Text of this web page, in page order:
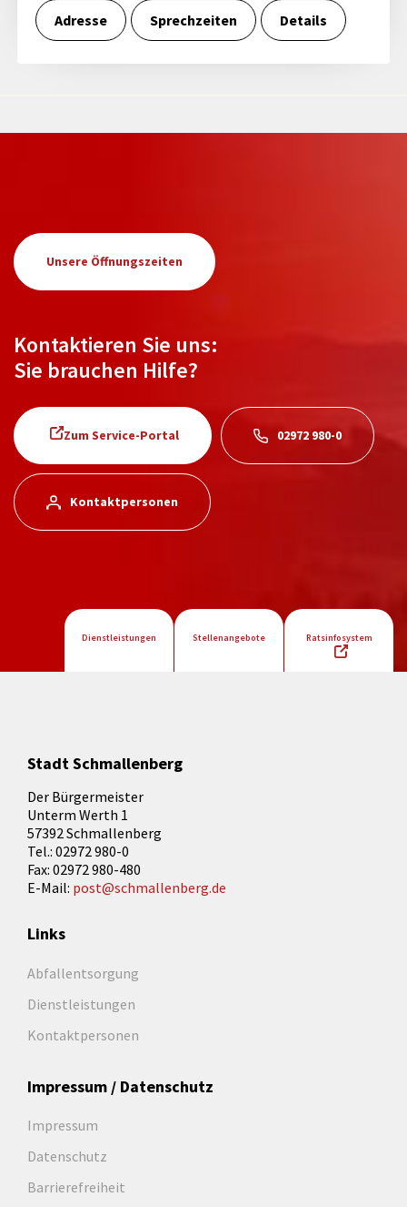
Adresse Sprechzeiten Details
Unsere Öffnungszeiten
Kontaktieren Sie uns:
Sie brauchen Hilfe?
Zum Service-Portal 02972 980-0
Kontaktpersonen
Dienstleistungen Stellenangebote Ratsinfosystem
Stadt Schmallenberg
Der Bürgermeister
Unterm Werth 1
57392 Schmallenberg
Tel.: 02972 980-0
Fax: 02972 980-480
E-Mail: post@schmallenberg.de
Links
Abfallentsorgung
Dienstleistungen
Kontaktpersonen
Impressum / Datenschutz
Impressum
Datenschutz
Barrierefreiheit